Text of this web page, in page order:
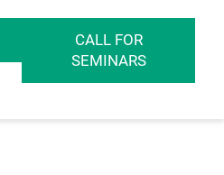
CALL FOR
SEMINARS